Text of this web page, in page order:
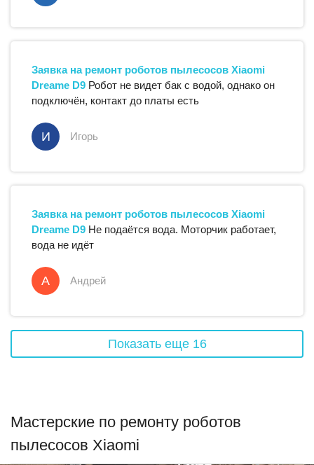
Заявка на ремонт роботов пылесосов Xiaomi
Dreame D9 Робот не видет бак с водой, однако он
подключён, контакт до платы есть
И Игорь
Заявка на ремонт роботов пылесосов Xiaomi
Dreame D9 Не подаётся вода. Моторчик работает,
вода не идёт
А Андрей
Показать еще 16
Мастерские по ремонту роботов
пылесосов Xiaomi